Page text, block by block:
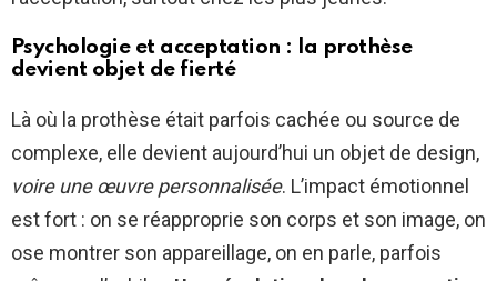
Psychologie et acceptation : la prothèse
devient objet de fierté
Là où la prothèse était parfois cachée ou source de
complexe, elle devient aujourd’hui un objet de design,
voire une œuvre personnalisée. L’impact émotionnel
est fort : on se réapproprie son corps et son image, on
ose montrer son appareillage, on en parle, parfois